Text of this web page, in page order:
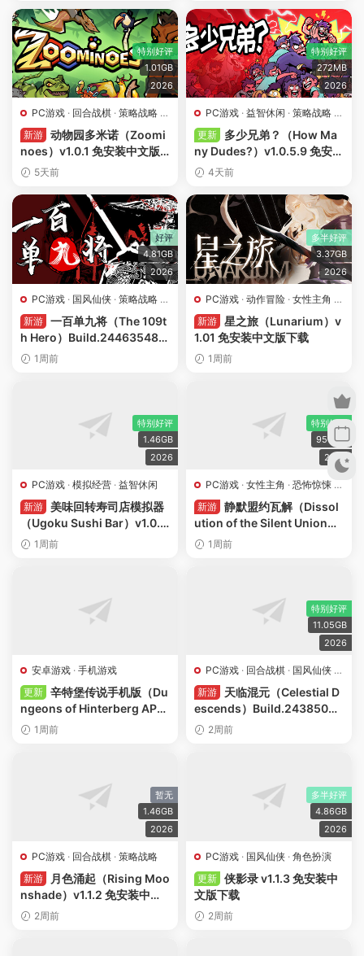
特别好评
1.01GB
2026
PC游戏 · 回合战棋 · 策略战略 ·
肉鸽游戏
新游 动物园多米诺（Zoomi
noes）v1.0.1 免安装中文版
下载5天前
特别好评
272MB
2026
PC游戏 · 益智休闲 · 策略战略 ·
肉鸽游戏 ·角色扮演
更新
多少兄弟？（How Ma
ny Dudes?）v1.0.5.9 免安装
中文版下载
4天前
好评
4.81GB
2026
PC游戏 · 国风仙侠 · 策略战略 ·
角色扮演
新游 一百单九将（The 109t
h Hero）Build.24463548
免安装中文版下载
1周前
多半好评
3.37GB
2026
PC游戏 · 动作冒险 · 女性主角 ·
角色扮演
新游 星之旅（Lunarium）v
1.01 免安装中文版下载
1周前
特别好评
1.46GB
2026
PC游戏 · 模拟经营 · 益智休闲
新游 美味回转寿司店模拟器
（Ugoku Sushi Bar）v1.0.1
免安装中文版下载
1周前
特别好评
950MB
2026
PC游戏 · 女性主角 · 恐怖惊悚 ·
视觉小说
新游 静默盟约瓦解（Dissol
ution of the Silent Union）
Build.24450155 免安装中文
1周前
安卓游戏 · 手机游戏
更新 辛特堡传说手机版（Du
ngeons of Hinterberg AP
K）v1.1.12 解锁完整版安卓下
1周前
特别好评
11.05GB
2026
PC游戏 · 回合战棋 · 国风仙侠 ·
策略战略 ·角色扮演
新游
天临混元（Celestial D
escends）Build.24385086
免安装中文版下载
2周前
暂无
1.46GB
2026
PC游戏 · 回合战棋 · 策略战略
新游
月色涌起（Rising Moo
nshade）v1.1.2 免安装中文
版下载
2周前
多半好评
4.86GB
2026
PC游戏 · 国风仙侠 · 角色扮演
更新 侠影录 v1.1.3 免安装中
文版下载
2周前